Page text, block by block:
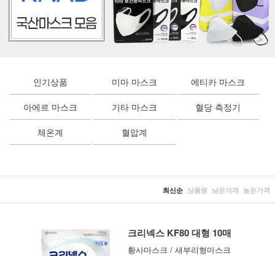
인기상품 미마 마스크 에티카 마스크
아에르 마스크 기타 마스크 혈당 측정기
체온계 혈압계
최신순 상품명 낮은가격 높은가격
크리넥스 KF80 대형 10매
황사마스크 / 새부리형마스크